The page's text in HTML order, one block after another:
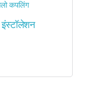
कपलिंग